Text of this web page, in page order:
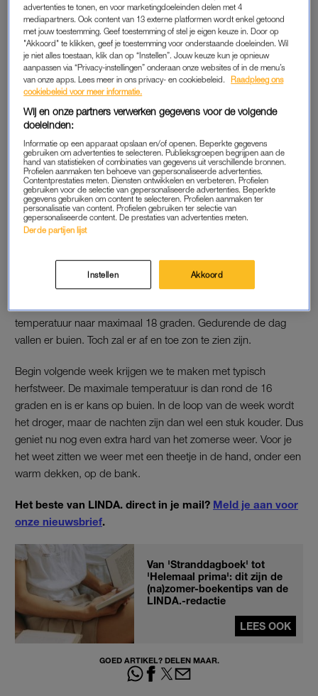
graden langs de kust.
Ook op zaterdag geniet je van het zomerse weer. Zo lopen de
temperaturen opnieuw op tot28 graden. Dat is uitzonderlijk
warm voor de tijd van het jaar.
Nazomertips: dit heeft je huid
LEES OOK
TERUG NAAR HERFSTWEER
ontstaan er gaandeweg regen- en onweersbuien. En vanaf
zondag is het echt afgelopen met de warme temperaturen.
temperatuur naar maximaal 18 graden. Gedurende de dag
vallen er buien. Toch zal er af en toe zon te zien zijn.
Begin volgende week krijgen we te maken met typisch
herfstweer. De maximale temperatuur is dan rond de 16
graden en is er kans op buien. In de loop van de week wordt
het droger, maar de nachten zijn dan wel een stuk kouder. Dus
geniet nu nog even extra hard van het zomerse weer. Voor je
het weet zitten we weer met een theetje in de hand, onder een
warm dekken, op de bank.
Het beste van LINDA. direct in je mail? Meld je aan voor
onze nieuwsbrief.
Van 'Stranddagboek' tot
'Helemaal prima': dit zijn de
(na)zomer-boekentips van de
LINDA.-redactie
LEES OOK
GOED ARTIKEL? DELEN MAAR.
advertenties te tonen, en voor marketingdoeleinden delen met 4
mediapartners. Ook content van 13 externe platformen wordt enkel getoond
met jouw toestemming. Geef toestemming of stel je eigen keuze in. Door op
"Akkoord" te klikken, geef je toestemming voor onderstaande doeleinden. Wil
je niet alles toestaan, klik dan op “Instellen”. Jouw keuze kun je opnieuw
aanpassen via “Privacy-instellingen” onderaan onze websites of in de menu’s
van onze apps. Lees meer in ons privacy- en cookiebeleid.
Raadpleeg ons
cookiebeleid voor meer informatie.
Wij en onze partners verwerken gegevens voor de volgende
doeleinden:
Informatie op een apparaat opslaan en/of openen. Beperkte gegevens
gebruiken om advertenties te selecteren. Publieksgroepen begrijpen aan de
hand van statistieken of combinaties van gegevens uit verschillende bronnen.
Profielen aanmaken ten behoeve van gepersonaliseerde advertenties.
Contentprestaties meten. Diensten ontwikkelen en verbeteren. Profielen
gebruiken voor de selectie van gepersonaliseerde advertenties. Beperkte
gegevens gebruiken om content te selecteren. Profielen aanmaken ter
personalisatie van content. Profielen gebruiken ter selectie van
gepersonaliseerde content. De prestaties van advertenties meten.
Derde partijen lijst
Instellen Akkoord